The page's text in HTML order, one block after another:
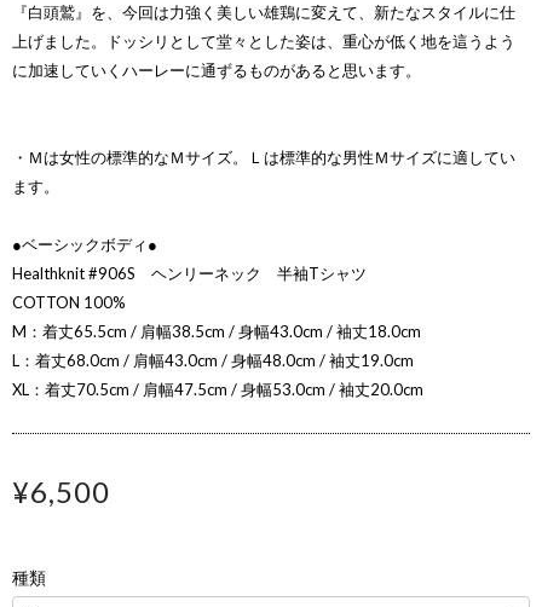
『白頭鷲』を、今回は力強く美しい雄鶏に変えて、新たなスタイルに仕
上げました。ドッシリとして堂々とした姿は、重心が低く地を這うよう
に加速していくハーレーに通ずるものがあると思います。
・Ｍは女性の標準的なＭサイズ。Ｌは標準的な男性Ｍサイズに適してい
ます。
●ベーシックボディ●
Healthknit #906S ヘンリーネック 半袖Tシャツ
COTTON 100%
M：着丈65.5cm / 肩幅38.5cm / 身幅43.0cm / 袖丈18.0cm
L：着丈68.0cm / 肩幅43.0cm / 身幅48.0cm / 袖丈19.0cm
XL：着丈70.5cm / 肩幅47.5cm / 身幅53.0cm / 袖丈20.0cm
¥6,500
種類